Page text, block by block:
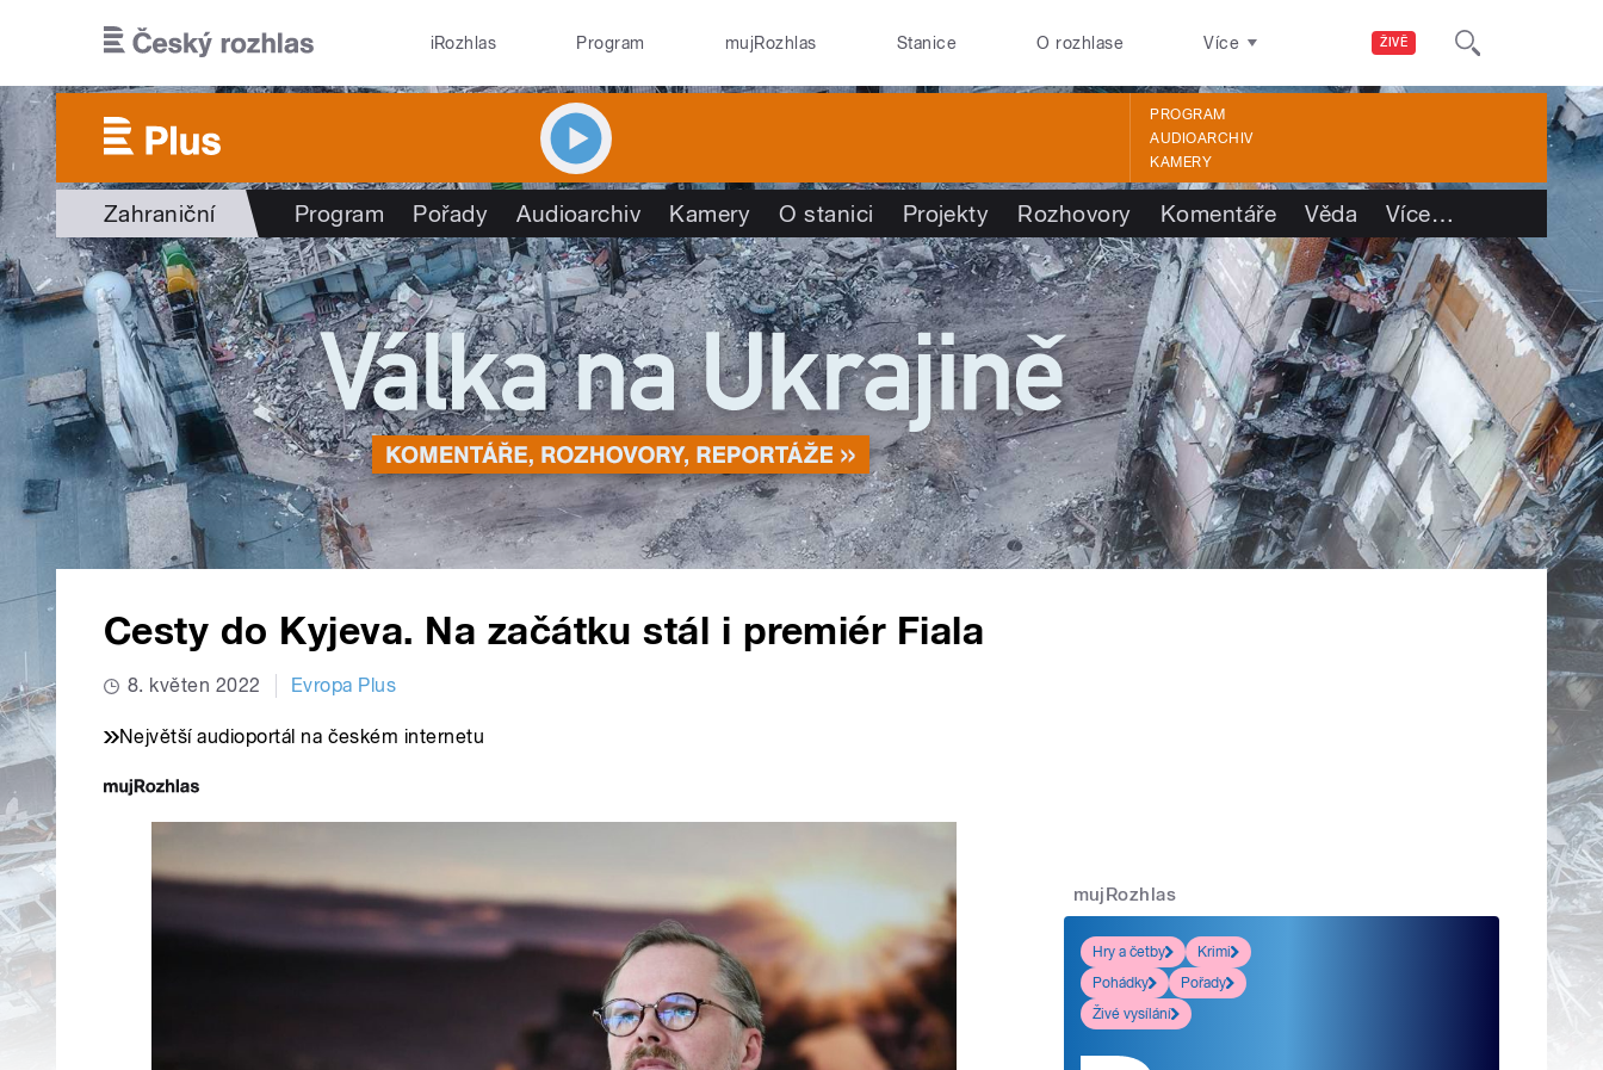
ŽIVĚ
iRozhlas Program mujRozhlas Stanice O rozhlase Více
PROGRAM
AUDIOARCHIV
KAMERY
Zahraniční Program Pořady Audioarchiv Kamery O stanici Projekty Rozhovory Komentáře Věda Více…
Cesty do Kyjeva. Na začátku stál i premiér Fiala
8. květen 2022 Evropa Plus
Největší audioportál na českém internetu
mujRozhlas
Hry a četby
Krimi
Pohádky
Pořady
Živé vysílání